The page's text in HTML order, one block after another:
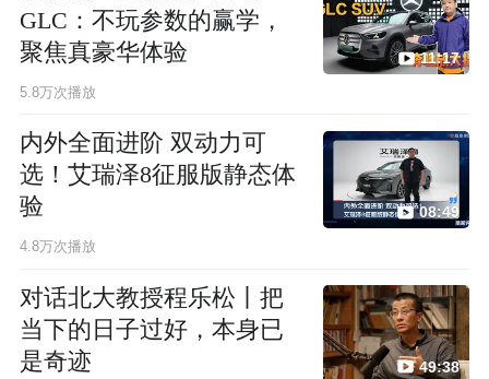
GLC：不玩参数的赢学，
聚焦真豪华体验
5.8万次播放
11:17
内外全面进阶 双动力可
选！艾瑞泽8征服版静态体
验
4.8万次播放
08:49
对话北大教授程乐松丨把
当下的日子过好，本身已
是奇迹
49:38